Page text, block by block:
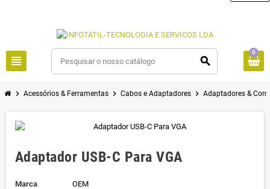
view_headline search
0
chevron_right Acessórios & Ferramentas chevron_right Cabos e Adaptadores chevron_right Adaptadores &
Adaptador USB-C Para VGA
Marca
OEM